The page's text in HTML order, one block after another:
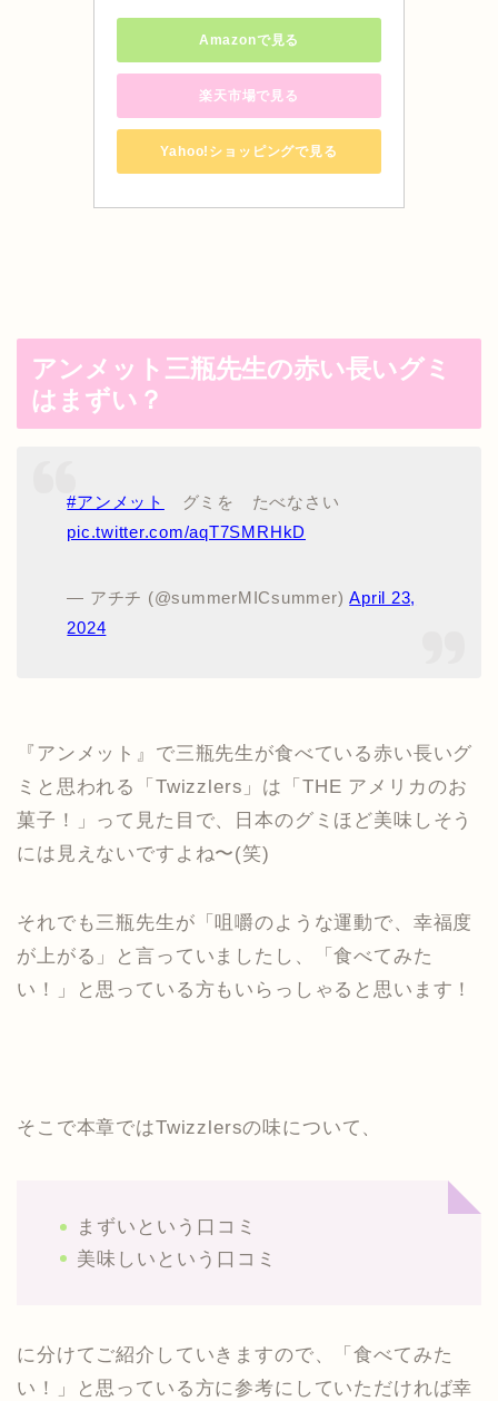
Amazonで見る
楽天市場で見る
Yahoo!ショッピングで見る
アンメット三瓶先生の赤い長いグミ
はまずい？
#アンメット
グミを たべなさい
pic.twitter.com/aqT7SMRHkD
— アチチ (@summerMICsummer)April 23,
2024
『アンメット』で三瓶先生が食べている赤い長いグ
ミと思われる「Twizzlers」は「THE アメリカのお
菓子！」って見た目で、日本のグミほど美味しそう
には見えないですよね〜(笑)
それでも三瓶先生が「咀嚼のような運動で、幸福度
が上がる」と言っていましたし、「食べてみた
い！」と思っている方もいらっしゃると思います！
そこで本章ではTwizzlersの味について、
まずいという口コミ
美味しいという口コミ
に分けてご紹介していきますので、「食べてみた
い！」と思っている方に参考にしていただければ幸